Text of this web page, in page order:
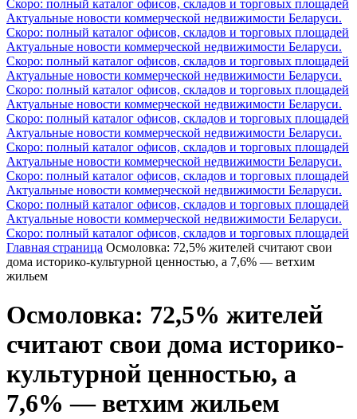
Скоро: полный каталог офисов, складов и торговых площадей
Актуальные новости коммерческой недвижимости Беларуси.
Скоро: полный каталог офисов, складов и торговых площадей
Актуальные новости коммерческой недвижимости Беларуси.
Скоро: полный каталог офисов, складов и торговых площадей
Актуальные новости коммерческой недвижимости Беларуси.
Скоро: полный каталог офисов, складов и торговых площадей
Актуальные новости коммерческой недвижимости Беларуси.
Скоро: полный каталог офисов, складов и торговых площадей
Актуальные новости коммерческой недвижимости Беларуси.
Скоро: полный каталог офисов, складов и торговых площадей
Актуальные новости коммерческой недвижимости Беларуси.
Скоро: полный каталог офисов, складов и торговых площадей
Актуальные новости коммерческой недвижимости Беларуси.
Скоро: полный каталог офисов, складов и торговых площадей
Актуальные новости коммерческой недвижимости Беларуси.
Скоро: полный каталог офисов, складов и торговых площадей
Главная страница Осмоловка: 72,5% жителей считают свои
дома историко-культурной ценностью, а 7,6% — ветхим
жильем
Осмоловка: 72,5% жителей
считают свои дома историко-
культурной ценностью, а
7,6% — ветхим жильем